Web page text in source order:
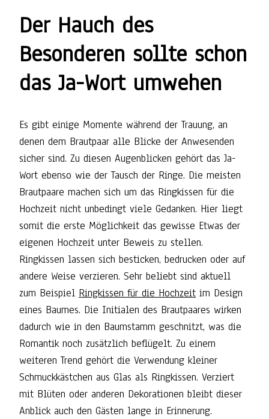
Der Hauch des
Besonderen sollte schon
das Ja-Wort umwehen
Es gibt einige Momente während der Trauung, an
denen dem Brautpaar alle Blicke der Anwesenden
sicher sind. Zu diesen Augenblicken gehört das Ja-
Wort ebenso wie der Tausch der Ringe. Die meisten
Brautpaare machen sich um das Ringkissen für die
Hochzeit nicht unbedingt viele Gedanken. Hier liegt
somit die erste Möglichkeit das gewisse Etwas der
eigenen Hochzeit unter Beweis zu stellen.
Ringkissen lassen sich besticken, bedrucken oder auf
andere Weise verzieren. Sehr beliebt sind aktuell
zum Beispiel Ringkissen für die Hochzeit im Design
eines Baumes. Die Initialen des Brautpaares wirken
dadurch wie in den Baumstamm geschnitzt, was die
Romantik noch zusätzlich beflügelt. Zu einem
weiteren Trend gehört die Verwendung kleiner
Schmuckkästchen aus Glas als Ringkissen. Verziert
mit Blüten oder anderen Dekorationen bleibt dieser
Anblick auch den Gästen lange in Erinnerung.